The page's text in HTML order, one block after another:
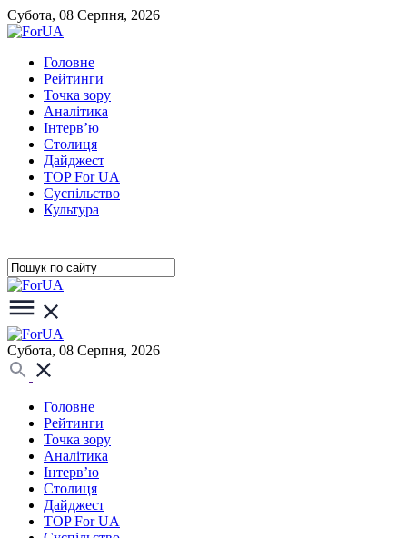
Субота, 08 Серпня, 2026
Головне
Рейтинги
Точка зору
Аналітика
Інтерв’ю
Столиця
Дайджест
TOP For UA
Суспiльство
Культура
Субота, 08 Серпня, 2026
Головне
Рейтинги
Точка зору
Аналітика
Інтерв’ю
Столиця
Дайджест
TOP For UA